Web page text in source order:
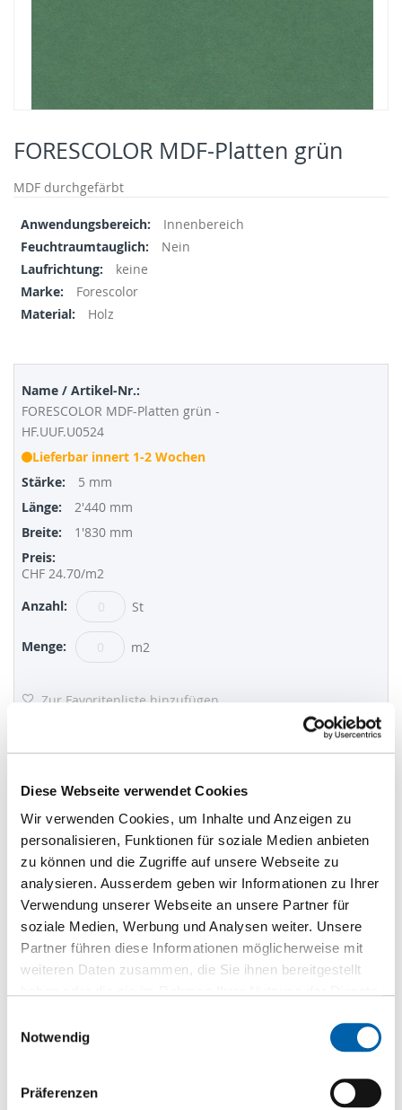
Diese Webseite verwendet Cookies
Wir verwenden Cookies, um Inhalte und Anzeigen zu
personalisieren, Funktionen für soziale Medien anbieten
zu können und die Zugriffe auf unsere Webseite zu
analysieren. Ausserdem geben wir Informationen zu Ihrer
Verwendung unserer Webseite an unsere Partner für
soziale Medien, Werbung und Analysen weiter. Unsere
Partner führen diese Informationen möglicherweise mit
weiteren Daten zusammen, die Sie ihnen bereitgestellt
Notwendig
Präferenzen
the
images
FORESCOLOR MDF-Platten grün
MDF durchgefärbt
Mehr
Informationen
Innenbereich
Nein
keine
Forescolor
Holz
Produkte
Artikel
FORESCOLOR MDF-Platten grün -
HF.UUF.U0524
Lieferbar innert 1-2 Wochen
5 mm
2'440 mm
1'830 mm
CHF 24.70/m2
St
m2
Zur Favoritenliste hinzufügen
HF.UUF.U1924
Lieferbar innert 1-2 Wochen
19 mm
2'440 mm
1'830 mm
CHF 64.05/m2
St